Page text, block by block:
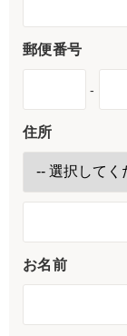
郵便番号
-
住所
お名前